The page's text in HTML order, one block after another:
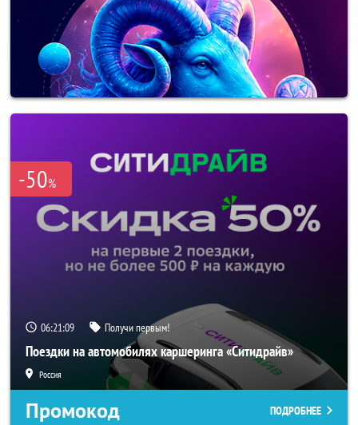
-50%
06:21:08 Получи первым!
Поездки на автомобилях каршеринга «Ситидрайв»
Россия
Промокод ПОДРОБНЕЕ